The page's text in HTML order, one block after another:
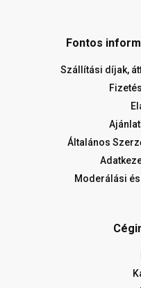
Fontos
Szállítási díjak,
Általános
Moderálási